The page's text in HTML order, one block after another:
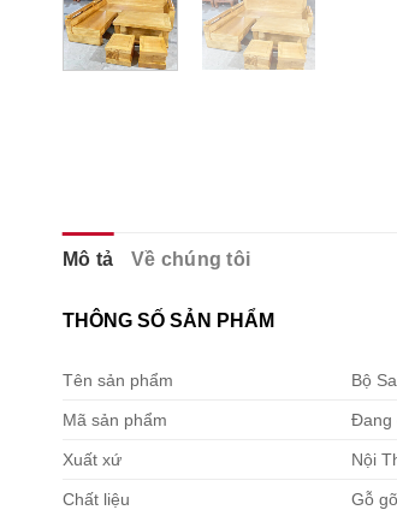
Mô tả Về chúng tôi
THÔNG SỐ SẢN PHẨM
Tên sản phẩm Bộ
Mã sản phẩm Đang
Xuất xứ Nội
Chất liệu Gỗ